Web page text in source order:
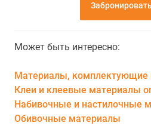
Может быть интересно:
Материалы, комплектующие
Клеи и клеевые материалы
Набивочные и настилочные
Обивочные материалы